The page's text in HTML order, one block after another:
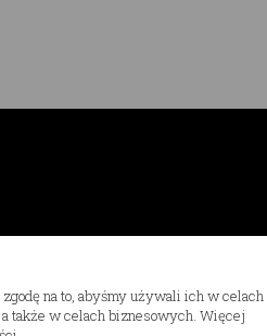
na to, abyśmy używali ich w celach
także w celach biznesowych. Więcej